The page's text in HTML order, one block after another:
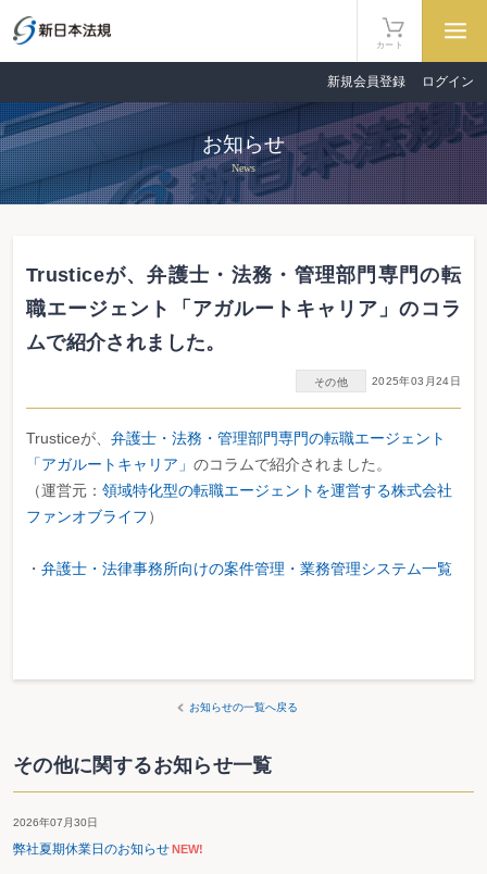
カート
新規会員登録 ログイン
お知らせ
News
Trusticeが、弁護士・法務・管理部門専門の転
職エージェント「アガルートキャリア」のコラ
ムで紹介されました。
その他 2025年03月24日
Trusticeが、 弁護士・法務・管理部門専門の転職エージェント
「アガルートキャリア」 のコラムで紹介されました。
（運営元： 領域特化型の転職エージェントを運営する株式会社
ファンオブライフ）
・ 弁護士・法律事務所向けの案件管理・業務管理システム一覧
お知らせの一覧へ戻る
その他に関するお知らせ一覧
2026年07月30日
弊社夏期休業日のお知らせ NEW!